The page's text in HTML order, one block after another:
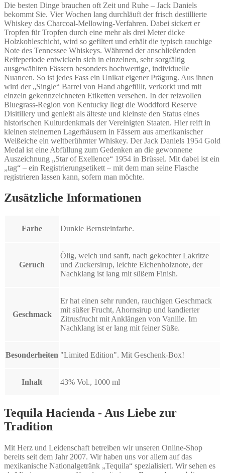
Die besten Dinge brauchen oft Zeit und Ruhe – Jack Daniels
bekommt Sie. Vier Wochen lang durchläuft der frisch destillierte
Whiskey das Charcoal-Mellowing-Verfahren. Dabei sickert er
Tropfen für Tropfen durch eine mehr als drei Meter dicke
Holzkohleschicht, wird so gefiltert und erhält die typisch rauchige
Note des Tennessee Whiskeys. Während der anschließenden
Reifeperiode entwickeln sich in einzelnen, sehr sorgfältig
ausgewählten Fässern besonders hochwertige, individuelle
Nuancen. So ist jedes Fass ein Unikat eigener Prägung. Aus ihnen
wird der „Single“ Barrel von Hand abgefüllt, verkorkt und mit
einzeln gekennzeichneten Etiketten versehen. In der reizvollen
Bluegrass-Region von Kentucky liegt die Woddford Reserve
Disitillery und genießt als älteste und kleinste den Status eines
historischen Kulturdenkmals der Vereinigten Staaten. Hier reift in
kleinen steinernen Lagerhäusern in Fässern aus amerikanischer
Weißeiche ein weltberühmter Whiskey. Der Jack Daniels 1954 Gold
Medal ist eine Abfüllung zum Gedenken an die gewonnene
Auszeichnung „Star of Exellence“ 1954 in Brüssel. Mit dabei ist ein
„tag“ – ein Registrierungsetikett – mit dem man seine Flasche
registrieren lassen kann, sofern man möchte.
Zusätzliche Informationen
Farbe Dunkle Bernsteinfarbe.
Geruch
Ölig, weich und sanft, nach gekochter Lakritze
und Zuckersirup, leichte Eichenholznote, der
Nachklang ist lang mit süßem Finish.
Geschmack
Er hat einen sehr runden, rauchigen Geschmack
mit süßer Frucht, Ahornsirup und kandierter
Zitrusfrucht mit Anklängen von Vanille. Im
Nachklang ist er lang mit feiner Süße.
Besonderheiten "Limited Edition". Mit Geschenk-Box!
Inhalt 43% Vol., 1000 ml
Tequila Hacienda - Aus Liebe zur
Tradition
Mit Herz und Leidenschaft betreiben wir unseren Online-Shop
bereits seit dem Jahr 2007. Wir haben uns vor allem auf das
mexikanische Nationalgetränk „Tequila“ spezialisiert. Wir sehen es